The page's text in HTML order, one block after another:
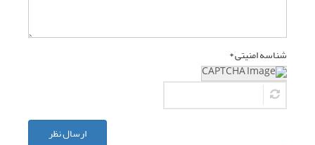
شناسه امنیتی *
ارسال نظر